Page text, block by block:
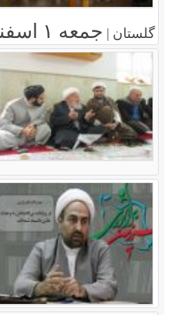
گلستان | جمعه ۱ اسفند ۱۳۹۳